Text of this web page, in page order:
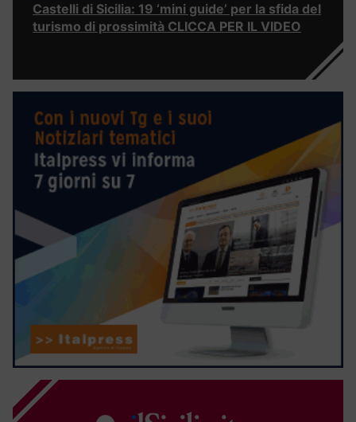
Castelli di Sicilia: 19 ‘mini guide’ per la sfida del
turismo di prossimità CLICCA PER IL VIDEO